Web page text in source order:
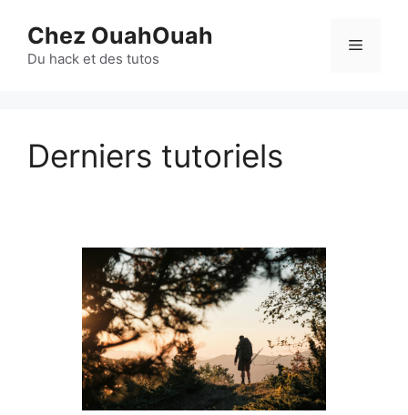
contenu
Chez OuahOuah
Du hack et des tutos
Menu
Derniers tutoriels